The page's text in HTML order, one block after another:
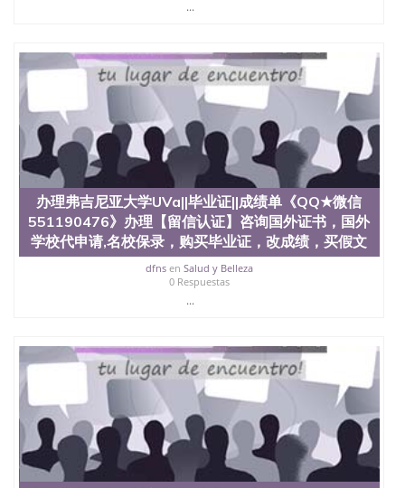
...
办理弗吉尼亚大学UVa||毕业证||成绩单《QQ★微信
551190476》办理【留信认证】咨询国外证书，国外
学校代申请,名校保录，购买毕业证，改成绩，买假文
dfnsen Salud y Belleza
0 Respuestas
...